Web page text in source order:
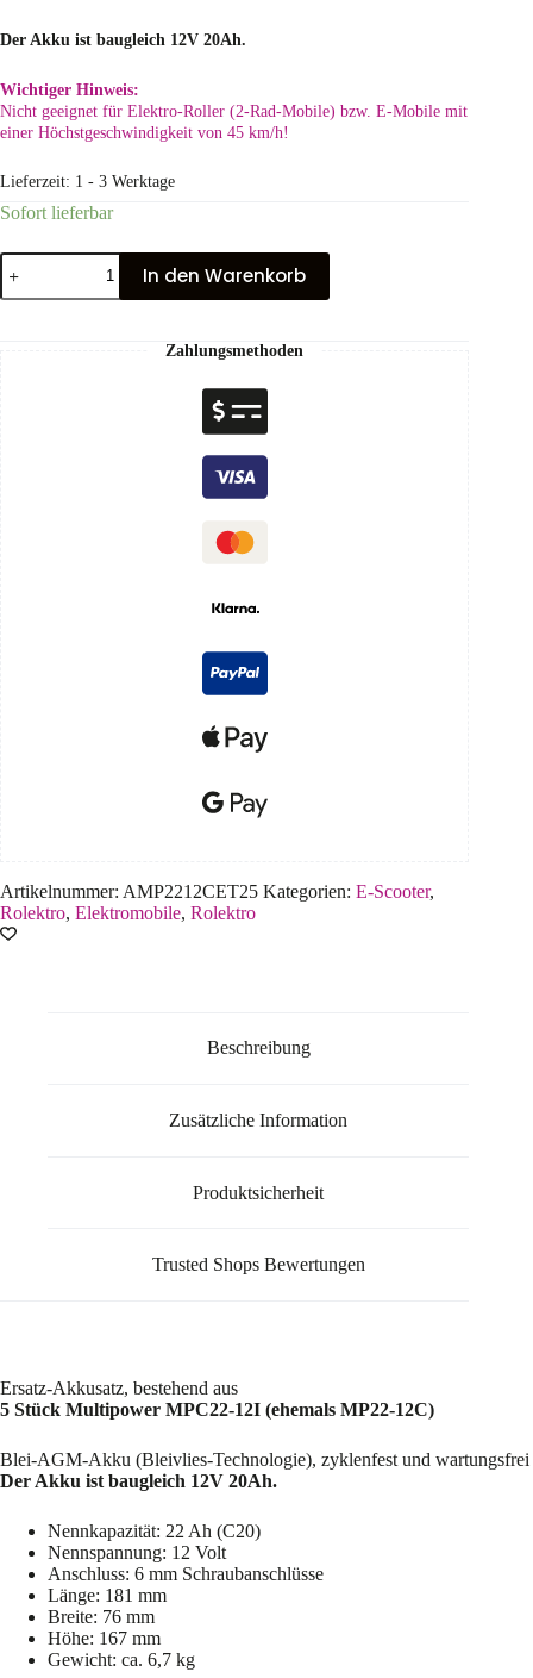
Der Akku ist baugleich 12V 20Ah.
Wichtiger Hinweis:
Nicht geeignet für Elektro-Roller (2-Rad-Mobile) bzw. E-Mobile mit
einer Höchstgeschwindigkeit von 45 km/h!
Lieferzeit: 1 - 3 Werktage
Sofort lieferbar
In den Warenkorb
Zahlungsmethoden
Artikelnummer: AMP2212CET25 Kategorien: E-Scooter,
Rolektro, Elektromobile, Rolektro
Beschreibung
Zusätzliche Information
Produktsicherheit
Trusted Shops Bewertungen
Ersatz-Akkusatz, bestehend aus
5 Stück Multipower MPC22-12I (ehemals MP22-12C)
Blei-AGM-Akku (Bleivlies-Technologie), zyklenfest und wartungsfrei
Der Akku ist baugleich 12V 20Ah.
Nennkapazität: 22 Ah (C20)
Nennspannung: 12 Volt
Anschluss: 6 mm Schraubanschlüsse
Länge: 181 mm
Breite: 76 mm
Höhe: 167 mm
Gewicht: ca. 6,7 kg